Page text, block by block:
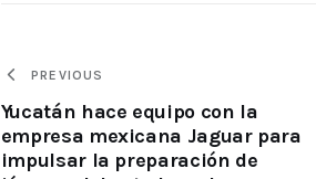
PREVIOUS
Yucatán hace equipo con la
empresa mexicana Jaguar para
impulsar la preparación de